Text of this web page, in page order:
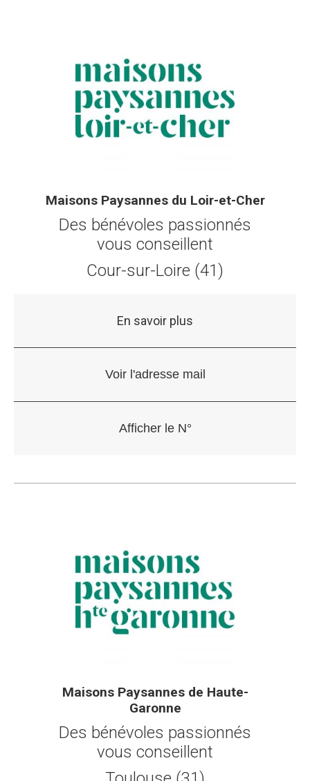
Maisons Paysannes du Loir-et-Cher
Des bénévoles passionnés
vous conseillent
Cour-sur-Loire (41)
En savoir plus
Maisons Paysannes de Haute-
Garonne
Des bénévoles passionnés
vous conseillent